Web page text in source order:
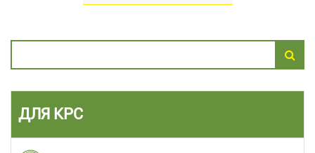
ДЛЯ КРС